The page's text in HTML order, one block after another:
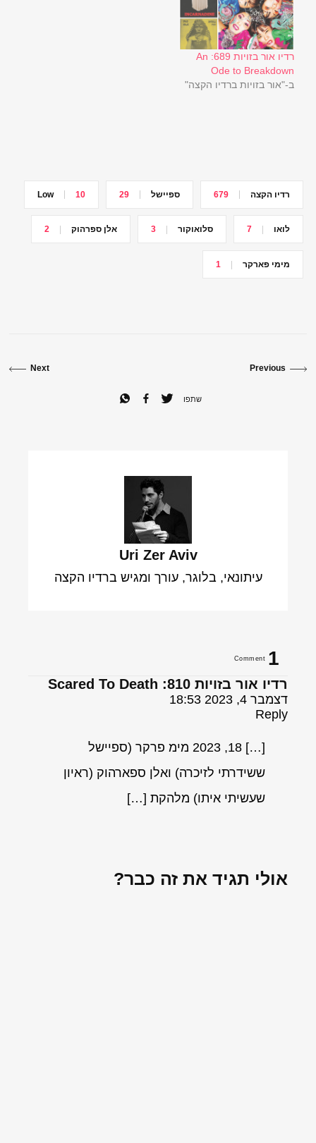
רדיו אור בזויות 689: An
Ode to Breakdown
ב-"אור בזויות ברדיו הקצה"
רדיו הקצה 679 ספיישל 29
Low 10
לואו 7 סלואוקור 3 אלן ספרהוק 2
מימי פארקר 1
Previous
Next
שתפו
Uri Zer Aviv
עיתונאי, בלוגר, עורך ומגיש ברדיו הקצה
1
Comment
רדיו אור בזויות 810: Scared To Death
דצמבר 4, 2023 18:53
Reply
[…] 18, 2023 מימ פרקר (ספיישל
ששידרתי לזיכרה) ואלן ספארהוק (ראיון
שעשיתי איתו) מלהקת […]
אולי תגיד את זה כבר?